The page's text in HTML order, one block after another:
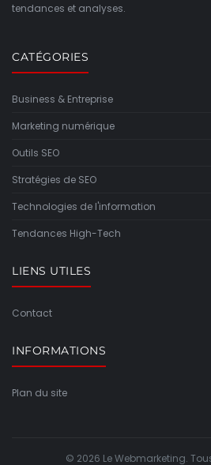
tendances et analyses.
CATÉGORIES
Business & Entreprise
Marketing numérique
Outils SEO
Stratégies de SEO
Technologies de l'information
Tendances High-Tech
LIENS UTILES
Contact
INFORMATIONS
Plan du site
© 2026 Le Webmarketing.